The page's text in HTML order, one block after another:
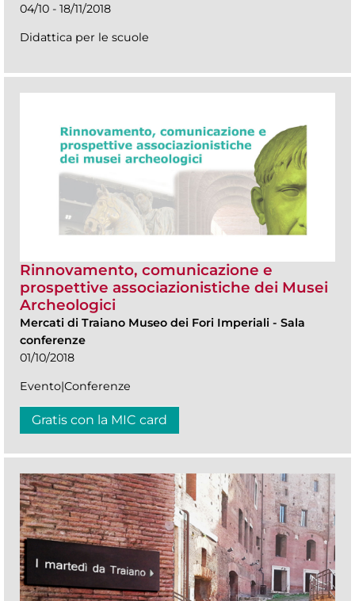
04/10 - 18/11/2018
Didattica per le scuole
Rinnovamento, comunicazione e
prospettive associazionistiche dei Musei
Archeologici
Mercati di Traiano Museo dei Fori Imperiali - Sala
conferenze
01/10/2018
Evento|Conferenze
Gratis con la MIC card